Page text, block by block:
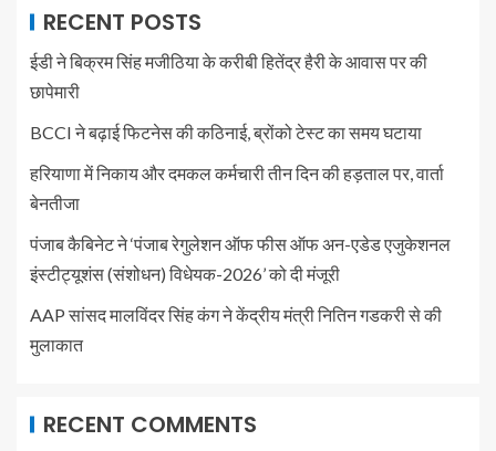
RECENT POSTS
ईडी ने बिक्रम सिंह मजीठिया के करीबी हितेंद्र हैरी के आवास पर की
छापेमारी
BCCI ने बढ़ाई फिटनेस की कठिनाई, ब्रोंको टेस्ट का समय घटाया
हरियाणा में निकाय और दमकल कर्मचारी तीन दिन की हड़ताल पर, वार्ता
बेनतीजा
पंजाब कैबिनेट ने ‘पंजाब रेगुलेशन ऑफ फीस ऑफ अन-एडेड एजुकेशनल
इंस्टीट्यूशंस (संशोधन) विधेयक-2026’ को दी मंजूरी
AAP सांसद मालविंदर सिंह कंग ने केंद्रीय मंत्री नितिन गडकरी से की
मुलाकात
RECENT COMMENTS